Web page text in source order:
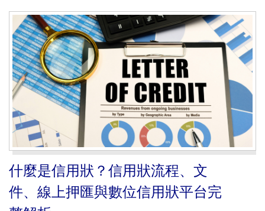
什麼是信用狀？信用狀流程、文
件、線上押匯與數位信用狀平台完